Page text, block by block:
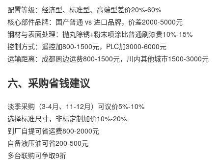
配置等级：经济型、标准型、高端型差价20%-60%
核心部件品牌：国产普通 vs 进口品牌，价差2000-5000元
钢材与表面处理：抛丸除锈+粉末喷涂比普通刷漆贵10%-15%
控制方式：遥控加800-1500元，PLC加3000-6000元
运输距离：成都周边运费800-1500元，川内其他城市1500-3000元
六、采购省钱建议
淡季采购（3-4月、11-12月）可议价5%-10%
选择标准尺寸，非标定制加价10%-20%
到厂自提可省运费800-2000元
自备液压油可省200-500元
多台联购可争取9折